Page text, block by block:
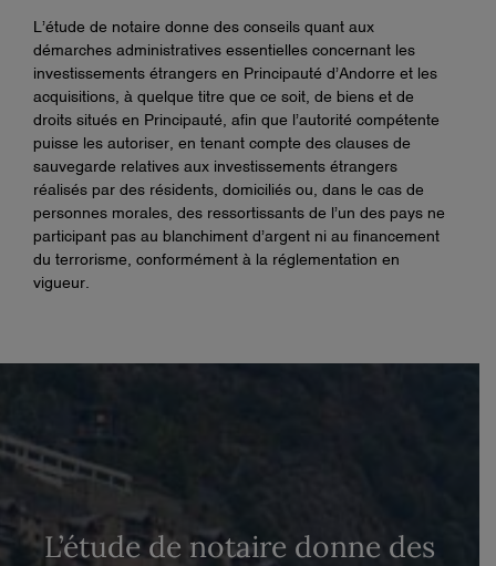
L’étude de notaire donne des conseils quant aux
démarches administratives essentielles concernant les
investissements étrangers en Principauté d’Andorre et les
acquisitions, à quelque titre que ce soit, de biens et de
droits situés en Principauté, afin que l’autorité compétente
puisse les autoriser, en tenant compte des clauses de
sauvegarde relatives aux investissements étrangers
réalisés par des résidents, domiciliés ou, dans le cas de
personnes morales, des ressortissants de l’un des pays ne
participant pas au blanchiment d’argent ni au financement
du terrorisme, conformément à la réglementation en
vigueur.
L’étude de notaire donne des